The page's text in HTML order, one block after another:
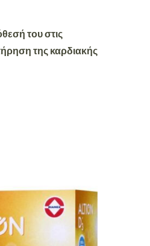
του στις
της καρδιακής